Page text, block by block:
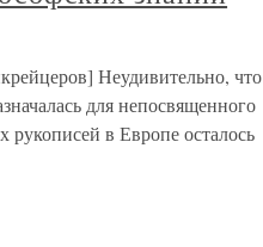
Неудивительно, что
для непосвященного
рукописей в Европе осталось